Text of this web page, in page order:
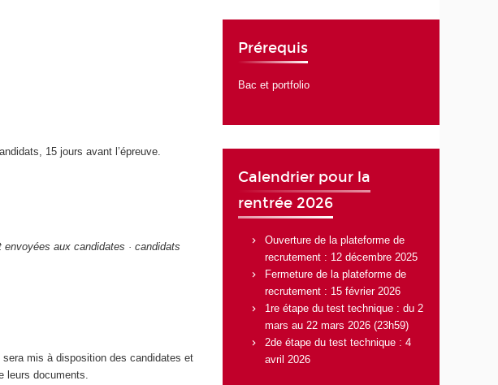
15 jours avant l’épreuve.
aux candidates · candidats
mis à disposition des candidates et
leurs documents.
Prérequis
Bac et portfolio
Calendrier pour la
rentrée 2026
Ouverture de la plateforme de
recrutement : 12 décembre 2025
Fermeture de la plateforme de
recrutement : 15 février 2026
1re étape du test technique : du 2
mars au 22 mars 2026 (23h59)
2de étape du test technique : 4
avril 2026